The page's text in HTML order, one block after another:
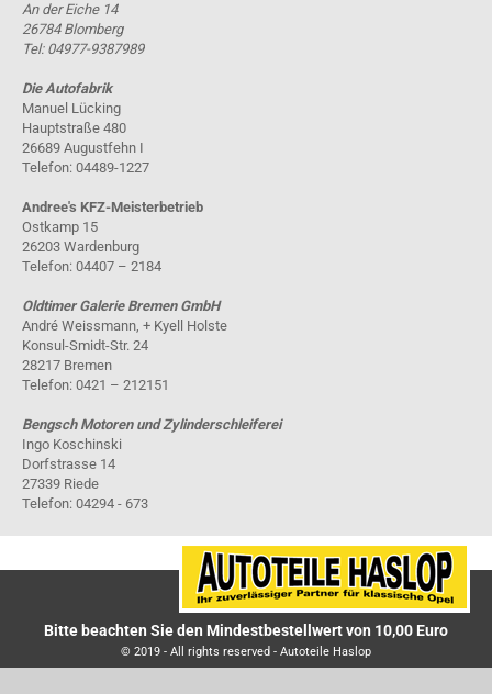
An der Eiche 14
26784 Blomberg
Tel: 04977-9387989
Die Autofabrik
Manuel Lücking
Hauptstraße 480
26689 Augustfehn I
Telefon: 04489-1227
Andree's KFZ-Meisterbetrieb
Ostkamp 15
26203 Wardenburg
Telefon: 04407 – 2184
Oldtimer Galerie Bremen GmbH
André Weissmann, + Kyell Holste
Konsul-Smidt-Str. 24
28217 Bremen
Telefon: 0421 – 212151
Bengsch Motoren und Zylinderschleiferei
Ingo Koschinski
Dorfstrasse 14
27339 Riede
Telefon: 04294 - 673
Bitte beachten Sie den Mindestbestellwert von 10,00 Euro
© 2019 - All rights reserved - Autoteile Haslop